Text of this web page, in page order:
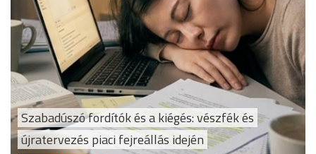
Szabadúszó fordítók és a kiégés: vészfék és
újratervezés piaci fejreállás idején